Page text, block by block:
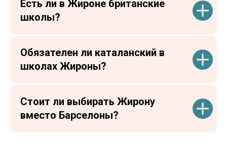
Есть ли в Жироне британские
школы?
Обязателен ли каталанский в
школах Жироны?
Стоит ли выбирать Жирону
вместо Барселоны?